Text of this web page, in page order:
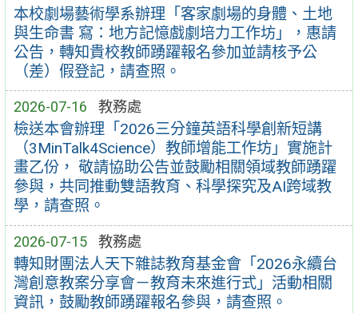
本校劇場藝術學系辦理「客家劇場的身體、土地
與生命書 寫：地方記憶戲劇培力工作坊」，惠請
公告，轉知貴校教師踴躍報名參加並請核予公
（差）假登記，請查照。
2026-07-16 教務處
檢送本會辦理「2026三分鐘英語科學創新短講
（3MinTalk4Science）教師增能工作坊」實施計
畫乙份， 敬請協助公告並鼓勵相關領域教師踴躍
參與，共同推動雙語教育、科學探究及AI跨域教
學，請查照。
2026-07-15 教務處
轉知財團法人天下雜誌教育基金會「2026永續台
灣創意教案分享會－教育未來進行式」活動相關
資訊，鼓勵教師踴躍報名參與，請查照。